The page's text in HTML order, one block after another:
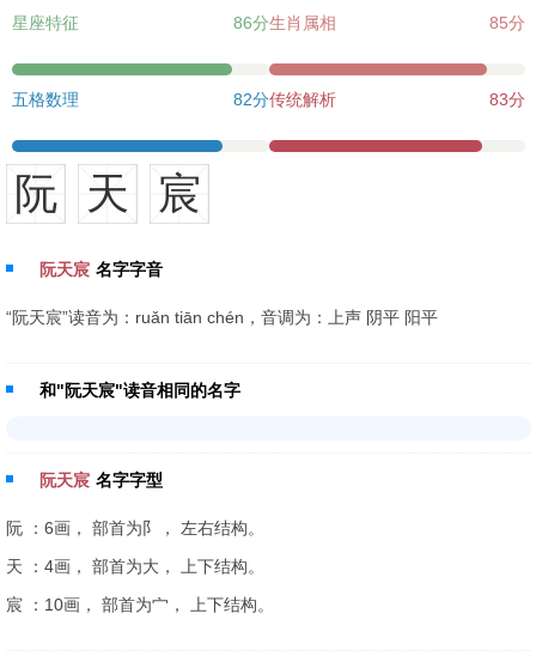
星座特征 86分生肖属相 85分
五格数理 82分传统解析 83分
阮 天 宸
阮天宸 名字字音
“阮天宸”读音为：ruǎn tiān chén，音调为：上声 阴平 阳平
和"阮天宸"读音相同的名字
阮天宸 名字字型
阮 ：6画， 部首为阝， 左右结构。
天 ：4画， 部首为大， 上下结构。
宸 ：10画， 部首为宀， 上下结构。